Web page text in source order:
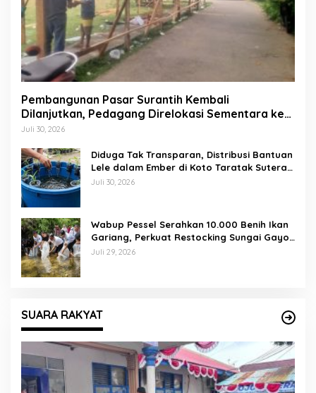
Pembangunan Pasar Surantih Kembali
Dilanjutkan, Pedagang Direlokasi Sementara ke
Lapangan Gadih Basanai
Juli 30, 2026
Diduga Tak Transparan, Distribusi Bantuan
Lele dalam Ember di Koto Taratak Sutera
Tuai Sorotan Warga
Juli 30, 2026
Wabup Pessel Serahkan 10.000 Benih Ikan
Gariang, Perkuat Restocking Sungai Gayo
demi Kelestarian Perairan
Juli 29, 2026
SUARA RAKYAT